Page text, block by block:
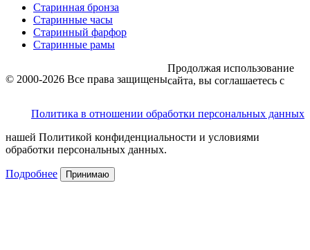
Старинная бронза
Старинные часы
Старинный фарфор
Старинные рамы
© 2000-2026 Все права защищены
Политика в отношении обработки персональных данных
Продолжая использование
сайта, вы соглашаетесь с
нашей Политикой конфиденциальности и условиями
обработки персональных данных.
Подробнее Принимаю